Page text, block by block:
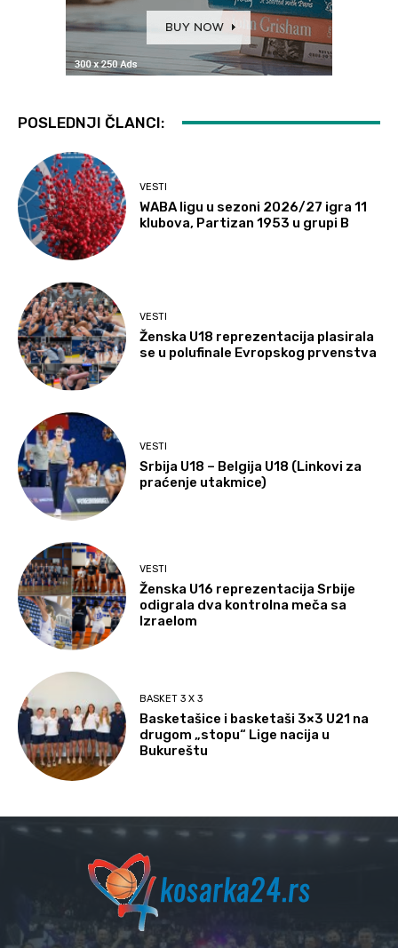
POSLEDNJI ČLANCI:
VESTI
WABA ligu u sezoni 2026/27 igra 11
klubova, Partizan 1953 u grupi B
VESTI
Ženska U18 reprezentacija plasirala
se u polufinale Evropskog prvenstva
VESTI
Srbija U18 – Belgija U18 (Linkovi za
praćenje utakmice)
VESTI
Ženska U16 reprezentacija Srbije
odigrala dva kontrolna meča sa
Izraelom
BASKET 3 X 3
Basketašice i basketaši 3×3 U21 na
drugom „stopu“ Lige nacija u
Bukureštu